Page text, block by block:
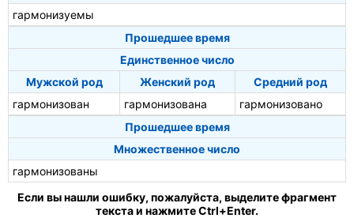
гармонизуемы
Прошедшее время
Единственное число
Мужской род
Женский род
Средний род
гармонизован
гармонизована
гармонизовано
Прошедшее время
Множественное число
гармонизованы
Если вы нашли ошибку, пожалуйста, выделите фрагмент
текста и нажмите Ctrl+Enter.